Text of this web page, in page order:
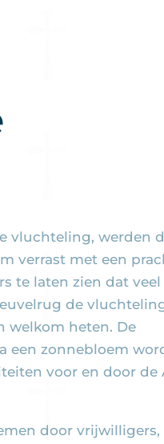
vluchteling, werden
verrast met een
te laten zien dat veel
de
welkom heten. De
een zonnebloem
voor en door de
door vrijwilligers,